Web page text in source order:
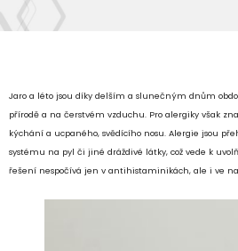
Jaro a léto jsou díky delším a slunečným dnům
přírodě a na čerstvém vzduchu. Pro alergiky však
kýchání a ucpaného, svědícího nosu. Alergie jsou
systému na pyl či jiné dráždivé látky, což vede k
řešení nespočívá jen v antihistaminikách, ale i ve